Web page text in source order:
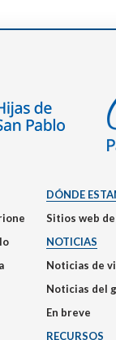
DÓNDE
Sitios web
NOTICIAS
Noticias de
Noticias del
En breve
RECURSOS